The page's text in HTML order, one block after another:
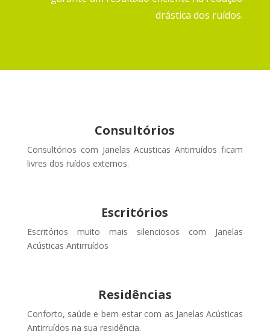
drástica dos ruídos.
Consultórios
Consultórios com Janelas Acusticas Antirruídos ficam
livres dos ruídos externos.
Escritórios
Escritórios muito mais silenciosos com Janelas
Acústicas Antirruídos
Residências
Conforto, saúde e bem-estar com as Janelas Acústicas
Antirruídos na sua residência.